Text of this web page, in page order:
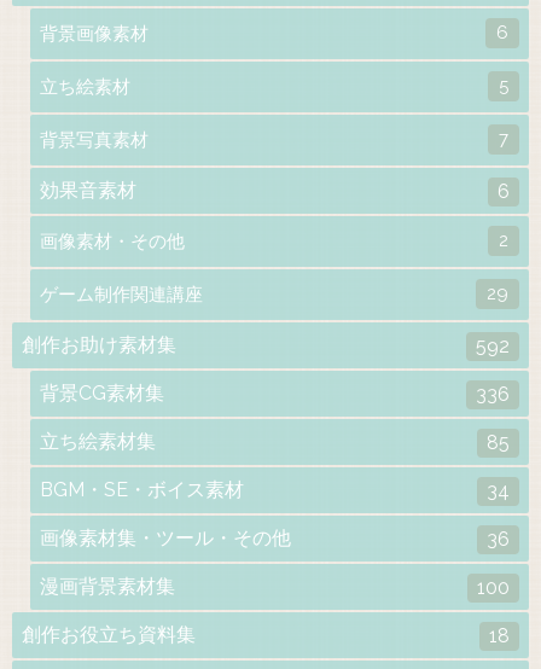
背景画像素材 6
立ち絵素材 5
背景写真素材 7
効果音素材 6
画像素材・その他 2
ゲーム制作関連講座 29
創作お助け素材集 592
背景CG素材集 336
立ち絵素材集 85
BGM・SE・ボイス素材 34
画像素材集・ツール・その他 36
漫画背景素材集 100
創作お役立ち資料集 18